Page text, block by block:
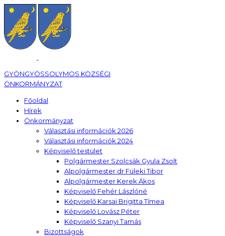
GYÖNGYÖSSOLYMOS KÖZSÉGI
ÖNKORMÁNYZAT
Főoldal
Hírek
Önkormányzat
Választási információk 2026
Választási információk 2024
Képviselő testület
Polgármester Szolcsák Gyula Zsolt
Alpolgármester dr Füleki Tibor
Alpolgármester Kerek Ákos
Képviselő Fehér Lászlóné
Képviselő Karsai Brigitta Tímea
Képviselő Lovász Péter
Képviselő Szanyi Tamás
Bizottságok